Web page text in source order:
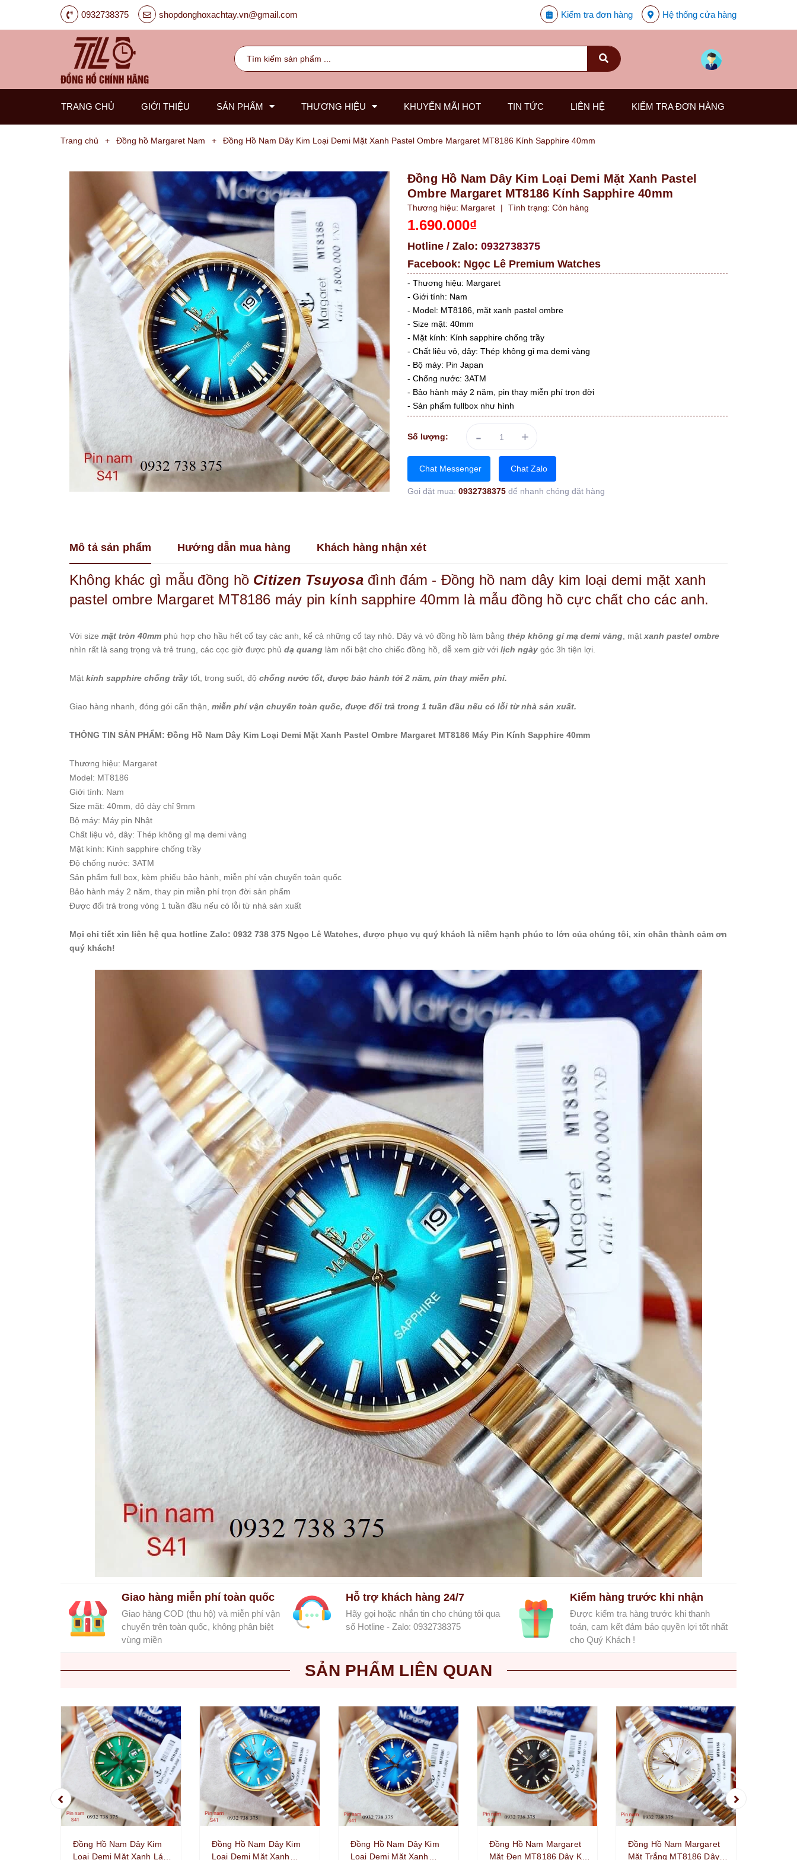
0932738375 shopdonghoxachtay.vn@gmail.com Kiểm tra đơn hàng Hệ thống cửa hàng
TRANG CHỦ GIỚI THIỆU SẢN PHẨM
Nam
Kinze
Guess
Hanboro
Madocy
Nữ
Amica
Carnival
Franklin
Guess
Hanboro
Jimi
Jimi
Madocy
Michael
Rivero
Royal
Crown
Starke
Sunrise
X-
Cer
Đồng
Hồ
Cặp
Jacobs
Michael
Vòng
chuyền
THƯƠNG HIỆU KHUYẾN MÃI HOT TIN TỨC LIÊN HỆ KIỂM TRA ĐƠN HÀNG
Trang chủ + Đồng hồ Margaret Nam + Đồng Hồ Nam Dây Kim Loại Demi Mặt Xanh Pastel Ombre Margaret MT8186 Kính Sapphire 40mm
Đồng Hồ Nam Dây Kim Loại Demi Mặt Xanh Pastel
Ombre Margaret MT8186 Kính Sapphire 40mm
Thương hiệu: Margaret | Tình trạng: Còn hàng
1.690.000₫
Hotline / Zalo: 0932738375
Facebook: Ngọc Lê Premium Watches
- Thương hiệu: Margaret
- Giới tính: Nam
- Model: MT8186, mặt xanh pastel ombre
- Size mặt: 40mm
- Mặt kính: Kính sapphire chống trầy
- Chất liệu vỏ, dây: Thép không gỉ mạ demi vàng
- Bộ máy: Pin Japan
- Chống nước: 3ATM
- Bảo hành máy 2 năm, pin thay miễn phí trọn đời
- Sản phẩm fullbox như hình
Số lượng: - +
Chat Messenger Chat Zalo
Gọi đặt mua: 0932738375 để nhanh chóng đặt hàng
Mô tả sản phẩm Hướng dẫn mua hàng Khách hàng nhận xét
Không khác gì mẫu đồng hồ Citizen Tsuyosađình đám - Đồng hồ nam dây kim loại demi mặt xanh
pastel ombre Margaret MT8186 máy pin kính sapphire 40mm là mẫu đồng hồ cực chất cho các anh.
Với size mặt tròn 40mm phù hợp cho hầu hết cổ tay các anh, kể cả những cổ tay nhỏ. Dây và vỏ đồng hồ làm bằng thép không gỉ mạ demi vàng , mặt xanh pastel ombre
nhìn rất là sang trọng và trẻ trung, các cọc giờ được phủ dạ quang làm nổi bật cho chiếc đồng hồ, dễ xem giờ với lịch ngày góc 3h tiện lợi.
Mặt kính sapphire chống trầy tốt, trong suốt, độ chống nước tốt, được bảo hành tới 2 năm, pin thay miễn phí.
Giao hàng nhanh, đóng gói cẩn thận, miễn phí vận chuyển toàn quốc, được đổi trả trong 1 tuần đầu nếu có lỗi từ nhà sản xuất.
THÔNG TIN SẢN PHẨM: Đồng Hồ Nam Dây Kim Loại Demi Mặt Xanh Pastel Ombre Margaret MT8186 Máy Pin Kính Sapphire 40mm
Thương hiệu: Margaret
Model: MT8186
Giới tính: Nam
Size mặt: 40mm, độ dày chỉ 9mm
Bộ máy: Máy pin Nhật
Chất liệu vỏ, dây: Thép không gỉ mạ demi vàng
Mặt kính: Kính sapphire chống trầy
Độ chống nước: 3ATM
Sản phẩm full box, kèm phiếu bảo hành, miễn phí vận chuyển toàn quốc
Bảo hành máy 2 năm, thay pin miễn phí trọn đời sản phẩm
Được đổi trả trong vòng 1 tuần đầu nếu có lỗi từ nhà sản xuất
Mọi chi tiết xin liên hệ qua hotline Zalo: 0932 738 375 Ngọc Lê Watches, được phục vụ quý khách là niềm hạnh phúc to lớn của chúng tôi, xin chân thành cảm ơn
quý khách!
Giao hàng miễn phí toàn quốc
Giao hàng COD (thu hộ) và miễn phí vận
chuyển trên toàn quốc, không phân biệt
vùng miền
Hỗ trợ khách hàng 24/7
Hãy gọi hoặc nhắn tin cho chúng tôi qua
số Hotline - Zalo: 0932738375
Kiểm hàng trước khi nhận
Được kiểm tra hàng trước khi thanh
toán, cam kết đảm bảo quyền lợi tốt nhất
cho Quý Khách !
SẢN PHẨM LIÊN QUAN
Đồng Hồ Nam Dây Kim
Loại Demi Mặt Xanh Lá
Đồng Hồ Nam Dây Kim
Loại Demi Mặt Xanh
Đồng Hồ Nam Dây Kim
Loại Demi Mặt Xanh
Đồng Hồ Nam Margaret
Mặt Đen MT8186 Dây Kim
Đồng Hồ Nam Margaret
Mặt Trắng MT8186 Dây